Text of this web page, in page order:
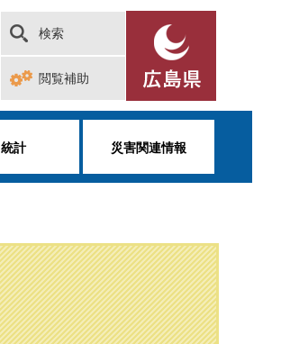
検索
閲覧補助
統計 災害関連情報